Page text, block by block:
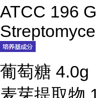
ATCC 196
葡萄糖 4.0g